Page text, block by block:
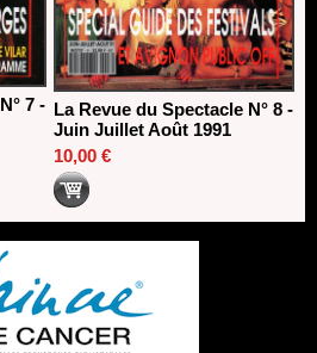
7 - La Revue du Spectacle N° 8 -
Juin Juillet Août 1991
10,00 €